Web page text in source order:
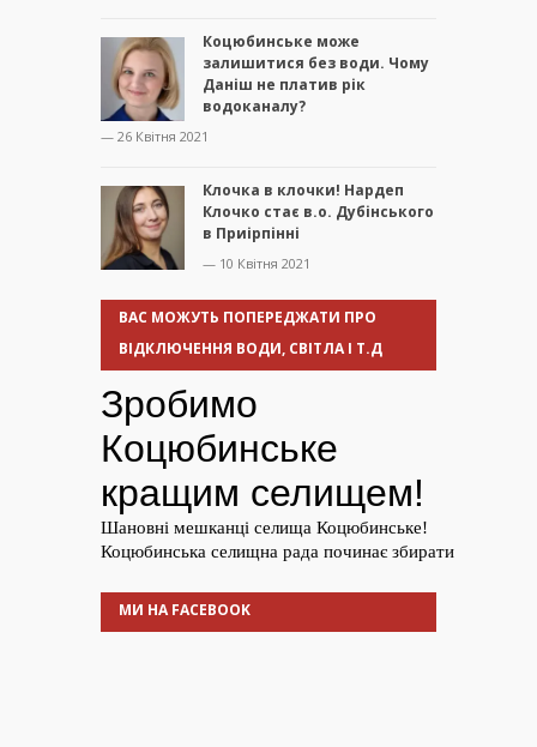
Коцюбинське може
залишитися без води. Чому
Даніш не платив рік
водоканалу?
— 26 Квітня 2021
Клочка в клочки! Нардеп
Клочко стає в.о. Дубінського
в Приірпінні
— 10 Квітня 2021
ВАС МОЖУТЬ ПОПЕРЕДЖАТИ ПРО
ВІДКЛЮЧЕННЯ ВОДИ, СВІТЛА І Т.Д
МИ НА FACEBOOK